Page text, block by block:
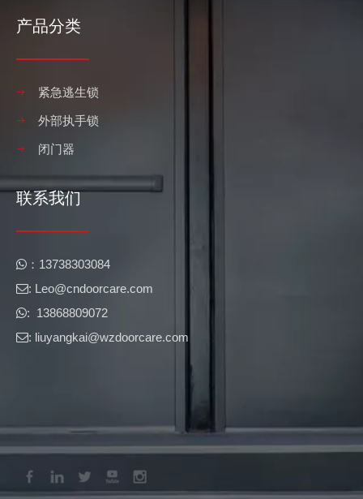
产品分类
紧急逃生锁
外部执手锁
闭门器
联系我们
 ​​：13738303084
: Leo@cndoorcare.com​​​​​​​
: 13868809072
: liuyangkai@wzdoorcare.com